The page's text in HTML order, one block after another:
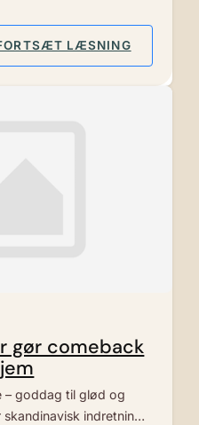
LÆSNING: HVOR
gør comeback
– goddag til glød og
indretning